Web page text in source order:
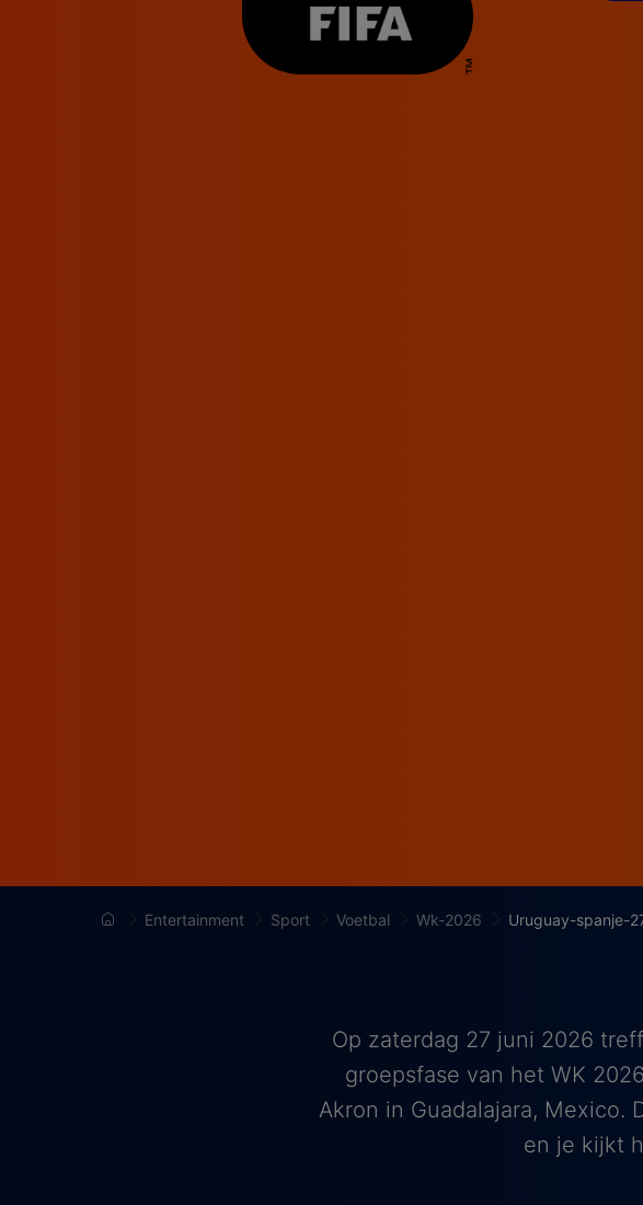
Entertainment Sport Voetbal Wk-2026 Uruguay-spanje-
Op zaterdag 27 juni 2026
groepsfase van het WK
Akron in Guadalajara, Mexico.
en je kijkt